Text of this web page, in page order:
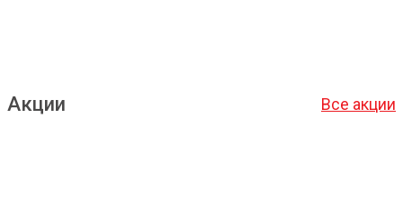
Акции Все акции